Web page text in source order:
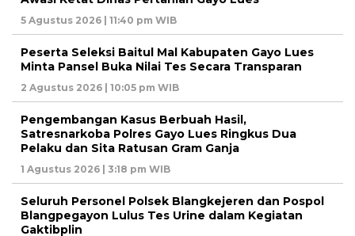
5 Agustus 2026 | 11:40 pm WIB
Peserta Seleksi Baitul Mal Kabupaten Gayo Lues
Minta Pansel Buka Nilai Tes Secara Transparan
2 Agustus 2026 | 10:05 pm WIB
Pengembangan Kasus Berbuah Hasil,
Satresnarkoba Polres Gayo Lues Ringkus Dua
Pelaku dan Sita Ratusan Gram Ganja
1 Agustus 2026 | 3:18 pm WIB
Seluruh Personel Polsek Blangkejeren dan Pospol
Blangpegayon Lulus Tes Urine dalam Kegiatan
Gaktibplin